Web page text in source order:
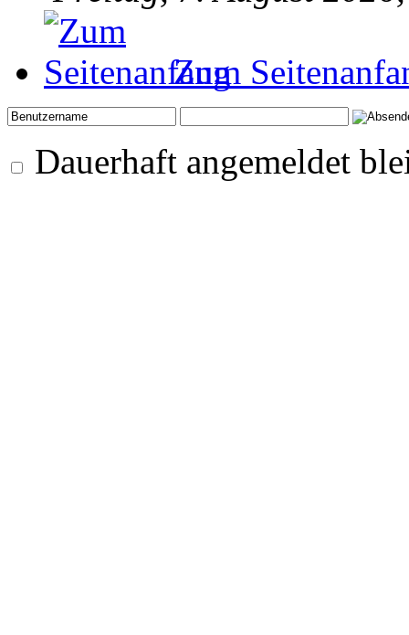
Zum
Dauerhaft angemeldet